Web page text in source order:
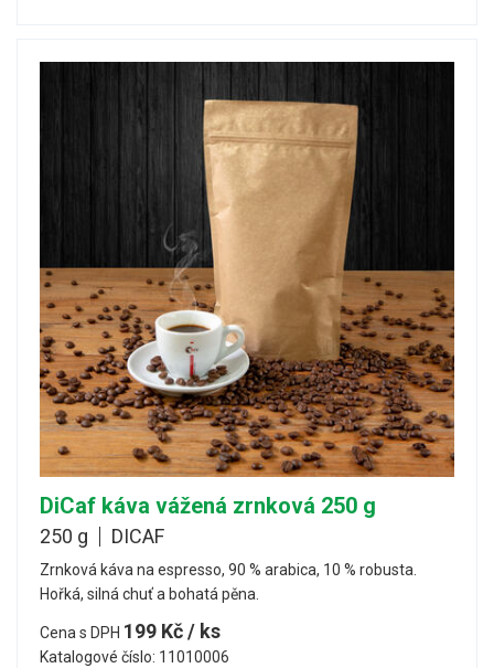
DiCaf káva vážená zrnková 250 g
250 g DICAF
Zrnková káva na espresso, 90 % arabica, 10 % robusta.
Hořká, silná chuť a bohatá pěna.
Cena s DPH 199 Kč / ks
Katalogové číslo: 11010006